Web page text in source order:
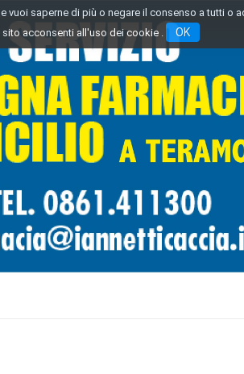
vuoi saperne di più o negare il consenso a tutti o
sito acconsenti all'uso dei cookie .
OK